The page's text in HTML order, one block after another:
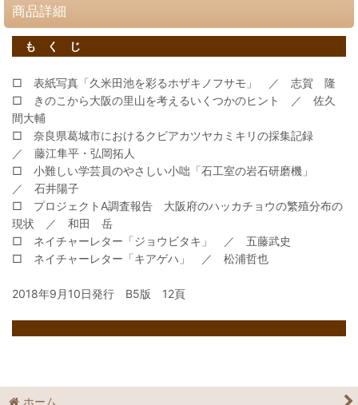
商品詳細
も く じ
□ 表紙写真「久米田池を彩るホザキノフサモ」 ／ 志賀 隆
□ きのこから大阪の里山を考えるいくつかのヒント ／ 佐久
間大輔
□ 奈良県葛城市におけるクビアカツヤカミキリの採集記録
／ 藤江隼平・弘岡拓人
□ 小難しい学芸員のやさしい小咄「石工室の岩石研磨機」
／ 石井陽子
□ プロジェクトA調査報告 大阪府のハッカチョウの繁殖分布の
現状 ／ 和田 岳
□ ネイチャーレター「ジョウビタキ」 ／ 五藤武史
□ ネイチャーレター「キアゲハ」 ／ 松浦哲也
2018年9月10日発行 B5版 12頁
ホーム